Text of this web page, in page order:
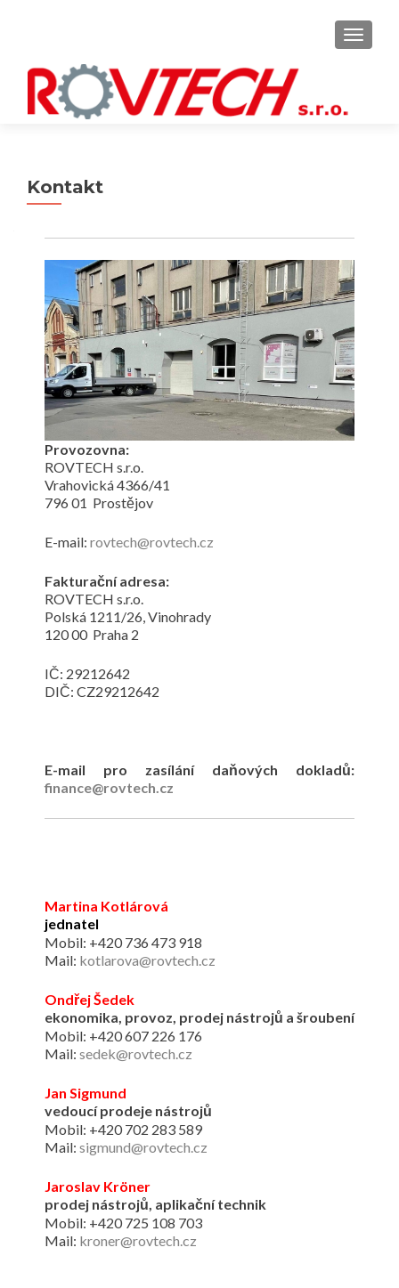
MENU
Kontakt
Provozovna:
ROVTECH s.r.o.
Vrahovická 4366/41
796 01 Prostějov
E-mail: rovtech@rovtech.cz
Fakturační adresa:
ROVTECH s.r.o.
Polská 1211/26, Vinohrady
120 00 Praha 2
IČ: 29212642
DIČ: CZ29212642
E-mail pro zasílání daňových dokladů:
finance@rovtech.cz
Martina Kotlárová
jednatel
Mobil: +420 736 473 918
Mail: kotlarova@rovtech.cz
Ondřej Šedek
ekonomika, provoz, prodej nástrojů a šroubení
Mobil: +420 607 226 176
Mail: sedek@rovtech.cz
Jan Sigmund
vedoucí prodeje nástrojů
Mobil: +420 702 283 589
Mail: sigmund@rovtech.cz
Jaroslav Kröner
prodej nástrojů, aplikační technik
Mobil: +420 725 108 703
Mail: kroner@rovtech.cz